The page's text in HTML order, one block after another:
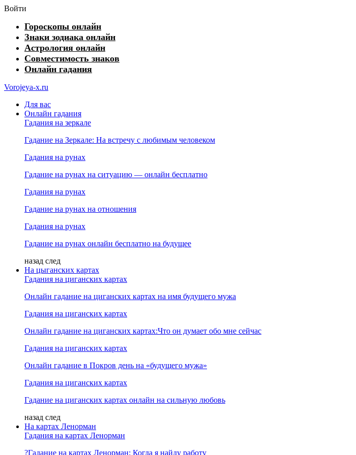
Войти
Гороскопы онлайн
Знаки зодиака онлайн
Астрология онлайн
Совместимость знаков
Онлайн гадания
Vorojeya-x.ru
Для вас
Онлайн гадания
Гадания на зеркале
Гадание на Зеркале: На встречу с любимым человеком
Гадания на рунах
Гадание на рунах на ситуацию — онлайн бесплатно
Гадания на рунах
Гадание на рунах на отношения
Гадания на рунах
Гадание на рунах онлайн бесплатно на будущее
назад след
На цыганских картах
Гадания на циганских картах
Онлайн гадание на циганских картах на имя будущего мужа
Гадания на циганских картах
Онлайн гадание на циганских картах:Что он думает обо мне сейчас
Гадания на циганских картах
Онлайн гадание в Покров день на «будущего мужа»
Гадания на циганских картах
Гадание на циганских картах онлайн на сильную любовь
назад след
На картах Ленорман
Гадания на картах Ленорман
?Гадание на картах Ленорман: Когда я найду работу